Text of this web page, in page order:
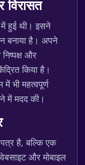
विरासत
में हुई थी। इसने
बनाया है। अपने
और
किया है।
भी महत्वपूर्ण
में मदद की।
है, बल्कि एक
और मोबाइल